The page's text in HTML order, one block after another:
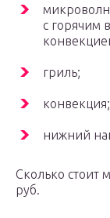
с горячим
гриль;
конвекция;
нижний
Сколько стоит
руб.